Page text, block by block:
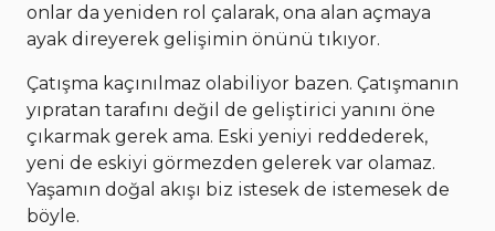
onlar da yeniden rol çalarak, ona alan açmaya
ayak direyerek gelişimin önünü tıkıyor.
Çatışma kaçınılmaz olabiliyor bazen. Çatışmanın
yıpratan tarafını değil de geliştirici yanını öne
çıkarmak gerek ama. Eski yeniyi reddederek,
yeni de eskiyi görmezden gelerek var olamaz.
Yaşamın doğal akışı biz istesek de istemesek de
böyle.